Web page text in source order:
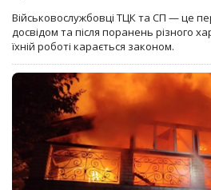
Військовослужбовці ТЦК та СП — це
досвідом та після поранень різного
їхній роботі карається законом.